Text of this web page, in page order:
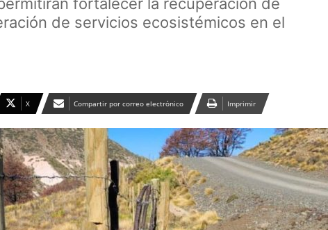
de servicios ecosistémicos en el
X Compartir por correo electrónico Imprimir